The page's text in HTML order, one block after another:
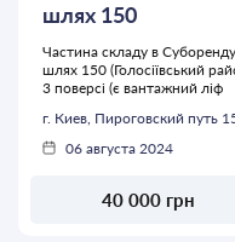
шлях 150
Частина складу в
шлях 150 (Голосіївський
3 поверсі (є вантажний ліф
г. Киев, Пироговский путь
06 августа 2024
40 000 грн